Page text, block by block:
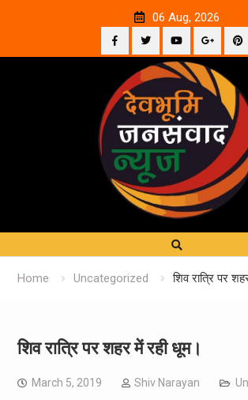
06 Aug, 2026
Facebook
TwitterYouTubePlus
Google
Home Uncategorized शिव रात्रि पर
शिव रात्रि पर शहर में रही धूम।
March 5, 2019 Shiv Narayan